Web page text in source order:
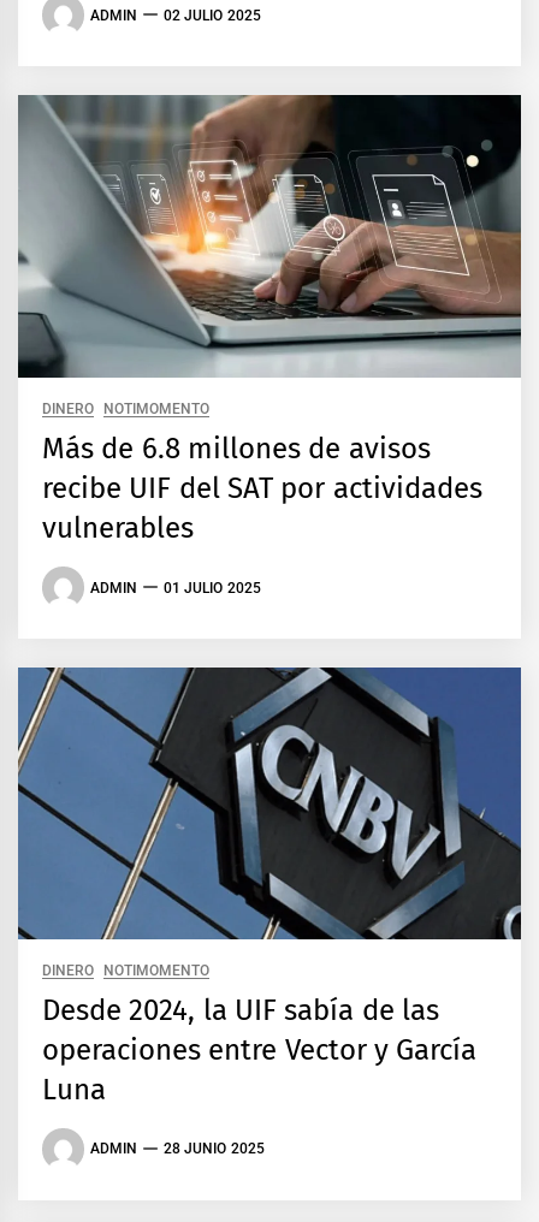
ADMIN 02 JULIO 2025
DINERO NOTIMOMENTO
Más de 6.8 millones de avisos
recibe UIF del SAT por actividades
vulnerables
ADMIN 01 JULIO 2025
DINERO NOTIMOMENTO
Desde 2024, la UIF sabía de las
operaciones entre Vector y García
Luna
ADMIN 28 JUNIO 2025